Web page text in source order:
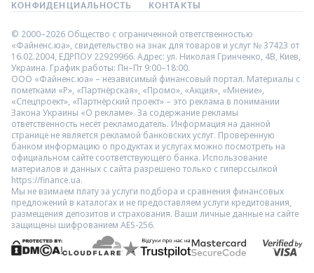
КОНФИДЕНЦИАЛЬНОСТЬ КОНТАКТЫ
© 2000–2026 Общество с ограниченной ответственностью
«Файненс.юа», свидетельство на знак для товаров и услуг № 37423 от
16.02.2004, ЕДРПОУ 22929966. Адрес: ул. Николая Гринченко, 4В, Киев,
Украина. График работы: Пн–Пт 9:00–18:00.
ООО «Файненс.юа» – независимый финансовый портал. Материалы с
пометками «Р», «Партнёрская», «Промо», «Акция», «Мнение»,
«Спецпроект», «Партнёрский проект» – это реклама в понимании
Закона Украины «О рекламе». За содержание рекламы
ответственность несёт рекламодатель. Информация на данной
странице не является рекламой банковских услуг. Проверенную
банком информацию о продуктах и услугах можно посмотреть на
официальном сайте соответствующего банка. Использование
материалов и данных с сайта разрешено только с гиперссылкой
https://finance.ua.
Мы не взимаем плату за услуги подбора и сравнения финансовых
предложений в каталогах и не предоставляем услуги кредитования,
размещения депозитов и страхования. Ваши личные данные на сайте
защищены шифрованием AES-256.